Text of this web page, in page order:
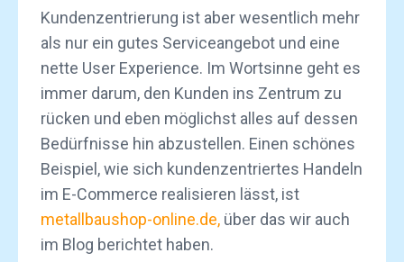
Kundenzentrierung ist aber wesentlich mehr
als nur ein gutes Serviceangebot und eine
nette User Experience. Im Wortsinne geht es
immer darum, den Kunden ins Zentrum zu
rücken und eben möglichst alles auf dessen
Bedürfnisse hin abzustellen. Einen schönes
Beispiel, wie sich kundenzentriertes Handeln
im E-Commerce realisieren lässt, ist
metallbaushop-online.de, über das wir auch
im Blog berichtet haben.